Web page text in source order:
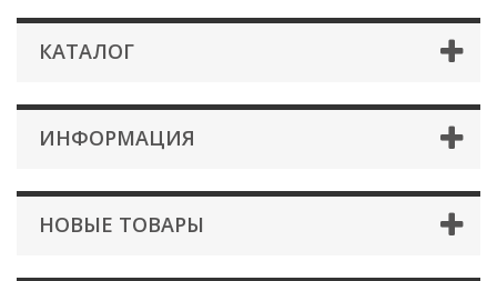
КАТАЛОГ
ИНФОРМАЦИЯ
НОВЫЕ ТОВАРЫ